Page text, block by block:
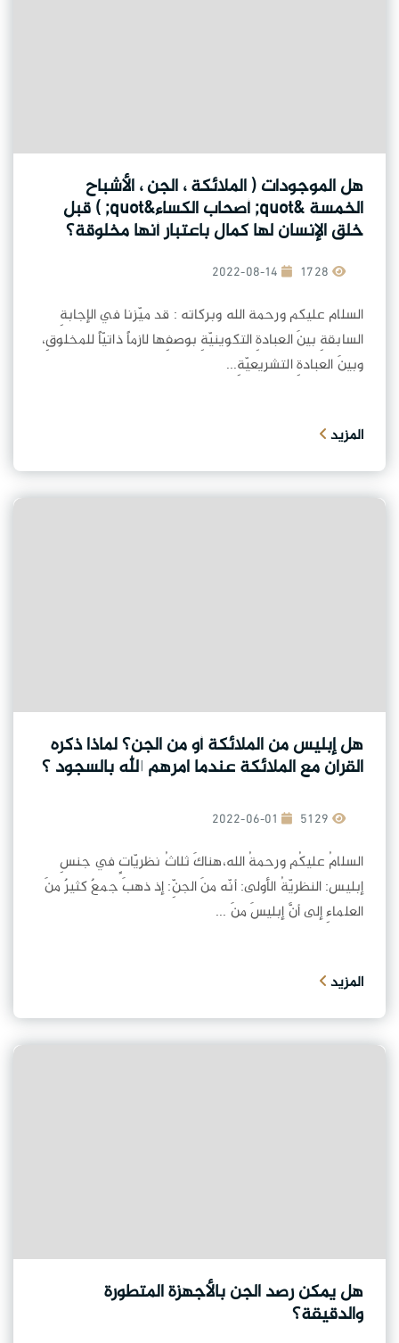
هل الموجودات ( الملائكة ، الجن ، الأشباح
الخمسة &quot; أصحاب الكساء&quot; ) قبل
خلق الإنسان لها كمال باعتبار أنها مخلوقة؟
2022-08-14
السلام عليكم ورحمة الله وبركاته : قد ميّزنا في الإجابةِ
السابقةِ بينَ العبادةِ التكوينيّةِ بوصفِها لازماً ذاتيّاً للمخلوقِ،
وبينَ العبادةِ التشريعيّةِ...
المزيد
هل إبليس من الملائكة أو من الجن؟ لماذا ذكره
القران مع الملائكة عندما امرهم الله بالسجود ؟
2022-06-01
السلامُ عليكُم ورحمةُ الله،هناكَ ثلاثُ نظريّاتٍ في جنسِ
إبليس: النظريّةُ الأولى: أنّه منَ الجنِّ: إذ ذهبَ جمعٌ كثيرٌ منَ
العلماءِ إلى أنَّ إبليسَ منَ ...
المزيد
هل يمكن رصد الجن بالأجهزة المتطورة
والدقيقة؟